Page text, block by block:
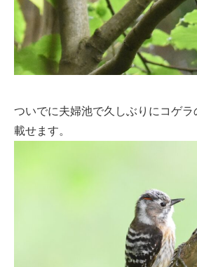
ついでに夫婦池で久しぶりにコゲ
載せます。